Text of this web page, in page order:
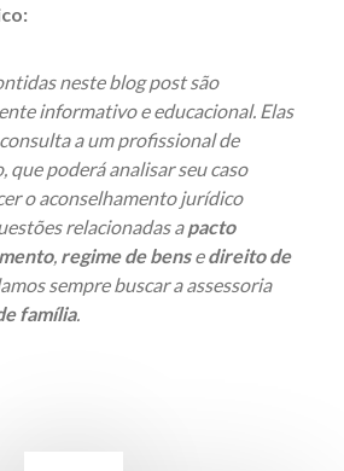
neste blog post são
informativo e educacional. Elas
a um profissional de
poderá analisar seu caso
o aconselhamento jurídico
relacionadas apacto
, regime de bensedireito de
sempre buscar a assessoria
família.